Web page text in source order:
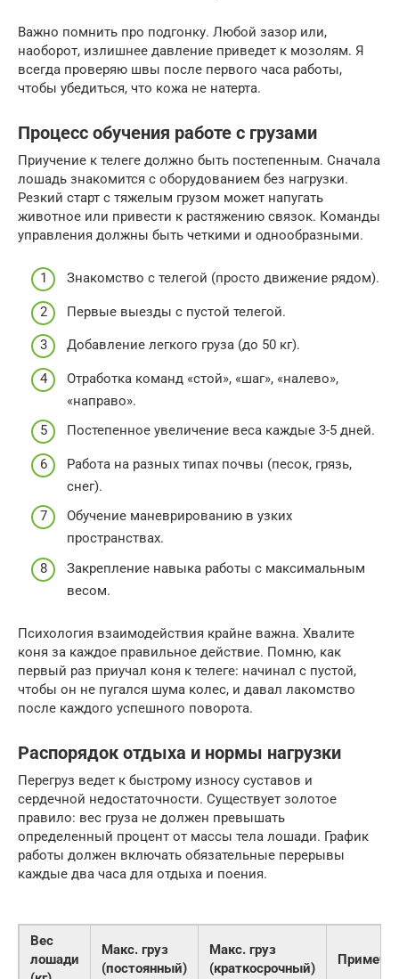
Важно помнить про подгонку. Любой зазор или,
наоборот, излишнее давление приведет к мозолям. Я
всегда проверяю швы после первого часа работы,
чтобы убедиться, что кожа не натерта.
Процесс обучения работе с грузами
Приучение к телеге должно быть постепенным. Сначала
лошадь знакомится с оборудованием без нагрузки.
Резкий старт с тяжелым грузом может напугать
животное или привести к растяжению связок. Команды
управления должны быть четкими и однообразными.
Знакомство с телегой (просто движение рядом).
Первые выезды с пустой телегой.
Добавление легкого груза (до 50 кг).
Отработка команд «стой», «шаг», «налево»,
«направо».
Постепенное увеличение веса каждые 3-5 дней.
Работа на разных типах почвы (песок, грязь,
снег).
Обучение маневрированию в узких
пространствах.
Закрепление навыка работы с максимальным
весом.
Психология взаимодействия крайне важна. Хвалите
коня за каждое правильное действие. Помню, как
первый раз приучал коня к телеге: начинал с пустой,
чтобы он не пугался шума колес, и давал лакомство
после каждого успешного поворота.
Распорядок отдыха и нормы нагрузки
Перегруз ведет к быстрому износу суставов и
сердечной недостаточности. Существует золотое
правило: вес груза не должен превышать
определенный процент от массы тела лошади. График
работы должен включать обязательные перерывы
каждые два часа для отдыха и поения.
Вес
лошади
Макс. груз
(постоянный)
Макс. груз
(краткосрочный)